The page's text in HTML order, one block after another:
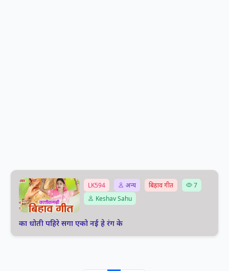
LK594 अन्य बिहाव गीत
7
Keshav Sahu
का धोती पहिरे सगा एको नई हे रंग के